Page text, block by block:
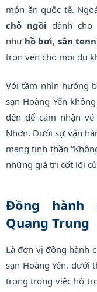
món ăn quốc tế.
chỗ ngồi dành
như hồ bơi, sân
trọn vẹn cho mọi du
Với tầm nhìn hướng
sạn Hoàng Yến
đến để cảm nhận
Nhơn. Dưới sự vận
mang tinh thần
những giá trị cốt lõi
Đồng hành
Quang Trung
Là đơn vị đồng hành
sạn Hoàng Yến, dưới
trọng trong việc hỗ